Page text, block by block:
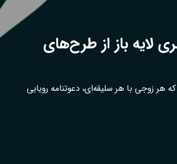
لایه باز از طرح‌های
هر زوجی با هر سلیقه‌ای، دعوتنامه رویایی